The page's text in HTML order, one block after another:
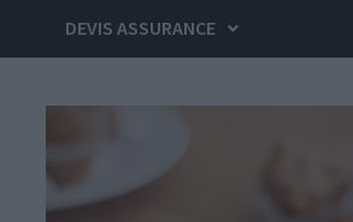
DEVIS ASSURANCE